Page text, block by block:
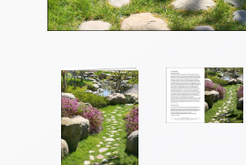
Stille
Gedichte
Psalmen